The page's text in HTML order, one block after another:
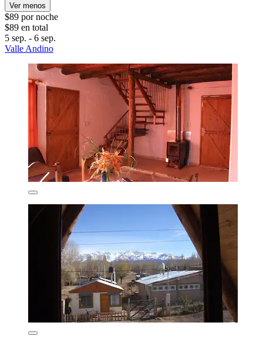
Ver menos
$89 por noche
$89 en total
5 sep. - 6 sep.
Valle Andino